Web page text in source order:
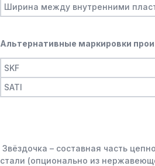
Ширина между внутренними
Альтернативные маркировки
SKF
SATI
Звёздочка – составная часть
стали (опционально из